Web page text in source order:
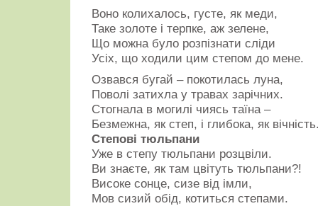
Воно колихалось, густе, як меди,
Таке золоте і терпке, аж зелене,
Що можна було розпізнати сліди
Усіх, що ходили цим степом до мене.
Озвався бугай – покотилась луна,
Поволі затихла у травах зарічних.
Стогнала в могилі чиясь таїна –
Безмежна, як степ, і глибока, як
Степові тюльпани
Уже в степу тюльпани розцвіли.
Ви знаєте, як там цвітуть тюльпани?!
Високе сонце, сизе від імли,
Мов сизий обід, котиться степами.